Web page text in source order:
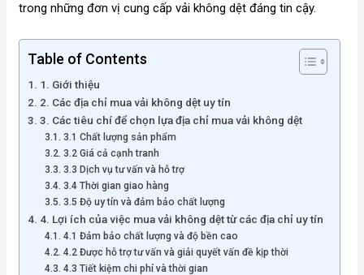
trong những đơn vị cung cấp vải không dệt đáng tin cậy.
Table of Contents
1. Giới thiệu
2. Các địa chỉ mua vải không dệt uy tín
3. Các tiêu chí để chọn lựa địa chỉ mua vải không dệt
3.1 Chất lượng sản phẩm
3.2 Giá cả cạnh tranh
3.3 Dịch vụ tư vấn và hỗ trợ
3.4 Thời gian giao hàng
3.5 Độ uy tín và đảm bảo chất lượng
4. Lợi ích của việc mua vải không dệt từ các địa chỉ uy tín
4.1 Đảm bảo chất lượng và độ bền cao
4.2 Được hỗ trợ tư vấn và giải quyết vấn đề kịp thời
4.3 Tiết kiệm chi phí và thời gian